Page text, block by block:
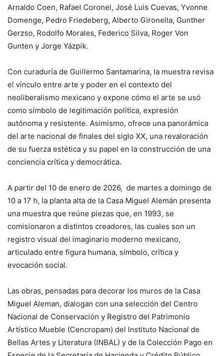
Arnaldo Coen, Rafael Coronel, José Luis Cuevas, Yvonne
Domenge, Pedro Friedeberg, Alberto Gironella, Gunther
Gerzso, Rodolfo Morales, Federico Silva, Roger Von
Gunten y Jorge Yázpik.
Con curaduría de Guillermo Santamarina, la muestra revisa
el vínculo entre arte y poder en el contexto del
neoliberalismo mexicano y expone cómo el arte se usó
como símbolo de legitimación política, expresión
autónoma y resistente. Asimismo, ofrece una panorámica
del arte nacional de finales del siglo XX, una revaloración
de su fuerza estética y su papel en la construcción de una
conciencia crítica y democrática.
A partir del 10 de enero de 2026, de martes a domingo de
10 a 17 h, la planta alta de la Casa Miguel Alemán presenta
una muestra que reúne piezas que, en 1993, se
comisionaron a distintos creadores, las cuales son un
registro visual del imaginario moderno mexicano,
articulado entre figura humana, símbolo, crítica y
evocación social.
Las obras, pensadas para decorar los muros de la Casa
Miguel Aleman, dialogan con una selección del Centro
Nacional de Conservación y Registro del Patrimonio
Artístico Mueble (Cencropam) del Instituto Nacional de
Bellas Artes y Literatura (INBAL) y de la Colección Pago en